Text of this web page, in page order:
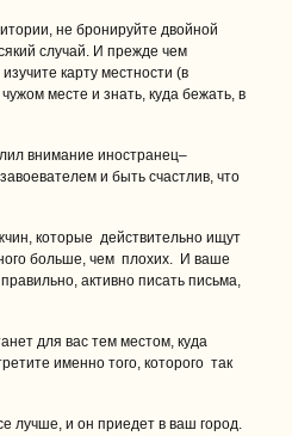
не бронируйте двойной
случай. И прежде чем
карту местности (в
месте и знать, куда бежать, в
внимание иностранец–
и быть счастлив, что
которые действительно ищут
больше, чем плохих. И ваше
активно писать письма,
для вас тем местом, куда
именно того, которого так
лучше, и он приедет в ваш город.